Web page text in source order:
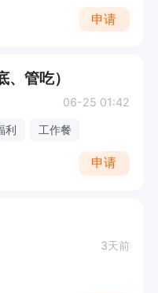
申请
管吃）
06-25 01:42
利 工作餐
申请
3天前